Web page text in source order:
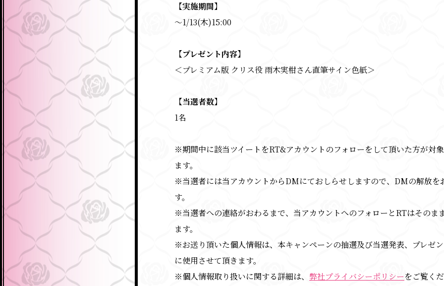
【実施期間】
～1/13(木)15:00
【プレゼント内容】
＜プレミアム版 クリス役 雨木実柑さん直筆サイン色紙＞
【当選者数】
1名
※期間中に該当ツイートをRT&アカウントのフォローをして頂いた方が対
ます。
※当選者には当アカウントからDMにておしらせしますので、DMの解放を
す。
※当選者への連絡がおわるまで、当アカウントへのフォローとRTはそのま
ます。
※お送り頂いた個人情報は、本キャンペーンの抽選及び当選発表、プレゼ
に使用させて頂きます。
※個人情報取り扱いに関する詳細は、 弊社プライバシーポリシーをご覧く